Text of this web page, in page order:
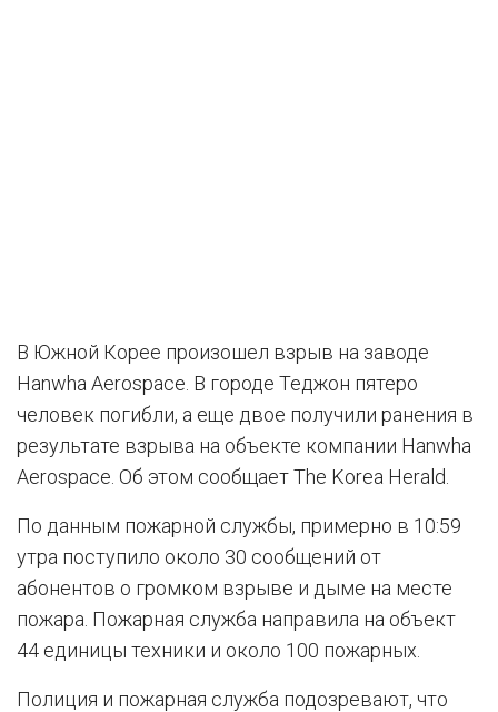
В Южной Корее произошел взрыв на заводе
Hanwha Aerospace. В городе Теджон пятеро
человек погибли, а еще двое получили ранения в
результате взрыва на объекте компании Hanwha
Aerospace. Об этом сообщает The Korea Herald.
По данным пожарной службы, примерно в 10:59
утра поступило около 30 сообщений от
абонентов о громком взрыве и дыме на месте
пожара. Пожарная служба направила на объект
44 единицы техники и около 100 пожарных.
Полиция и пожарная служба подозревают, что